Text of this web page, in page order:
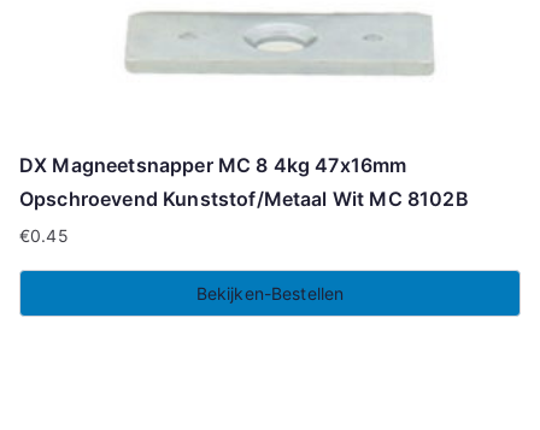
DX Magneetsnapper MC 8 4kg 47x16mm
Opschroevend Kunststof/Metaal Wit MC 8102B
€0.45
Bekijken-Bestellen